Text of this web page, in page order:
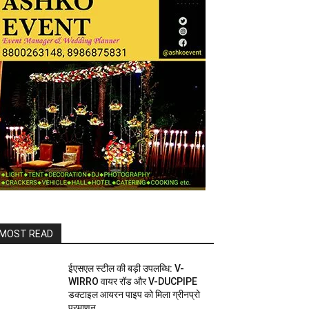
READ
ईएसएल स्टील की बड़ी उपलब्धि: V-
WIRRO वायर रॉड और V-DUCPIPE
डक्टाइल आयरन पाइप को मिला ग्रीनप्रो